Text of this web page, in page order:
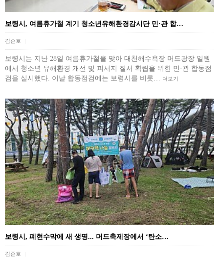
보령시, 여름휴가철 계기 청소년유해환경감시단 민·관 합…
김준호
보령시는 지난 28일 여름휴가철을 맞아 대천해수욕장 머드광장 일원
에서 청소년 유해환경 개선 및 피서지 질서 확립을 위한 민·관 합동점
검을 실시했다. 이날 합동점검에는 보령시를 비롯…
더보기
보령시, 폐현수막에 새 생명... 머드축제장에서 ‘탄소…
김준호